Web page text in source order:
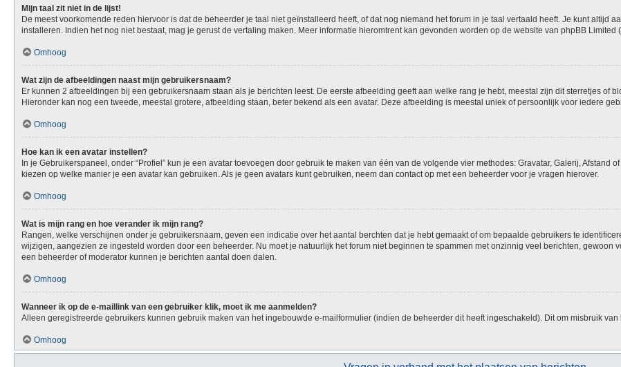
Mijn taal zit niet in de lijst!
De meest voorkomende reden hiervoor is dat de beheerder je taal niet geïnstalleerd heeft, of dat nog niemand het forum in je taal vertaald heeft. Je kunt altijd
installeren. Indien het nog niet bestaat, mag je gerust de vertaling maken. Meer informatie hieromtrent kan gevonden worden op de website van phpBB
Omhoog
Wat zijn de afbeeldingen naast mijn gebruikersnaam?
Er kunnen 2 afbeeldingen bij een gebruikersnaam staan als je berichten leest. De eerste afbeelding geeft aan welke rang je hebt, meestal zijn dit sterretjes of
Hieronder kan nog een tweede, meestal grotere, afbeelding staan, beter bekend als een avatar. Deze afbeelding is meestal uniek of persoonlijk voor iedere
Omhoog
Hoe kan ik een avatar instellen?
In je Gebruikerspaneel, onder “Profiel” kun je een avatar toevoegen door gebruik te maken van één van de volgende vier methodes: Gravatar, Galerij, Afstand
kiezen op welke manier je een avatar kan gebruiken. Als je geen avatars kunt gebruiken, neem dan contact op met een beheerder voor je vragen hierover.
Omhoog
Wat is mijn rang en hoe verander ik mijn rang?
Rangen, welke verschijnen onder je gebruikersnaam, geven een indicatie over het aantal berchten dat je hebt gemaakt of om bepaalde gebruikers te
wijzigen, aangezien ze ingesteld worden door een beheerder. Nu moet je natuurlijk het forum niet beginnen te spammen met onzinnig veel berichten, gewoon
een beheerder of moderator kunnen je berichten aantal doen dalen.
Omhoog
Wanneer ik op de e-maillink van een gebruiker klik, moet ik me aanmelden?
Alleen geregistreerde gebruikers kunnen gebruik maken van het ingebouwde e-mailformulier (indien de beheerder dit heeft ingeschakeld). Dit om misbruik
Omhoog